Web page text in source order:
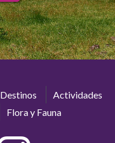
Destinos
Actividades
Flora y Fauna